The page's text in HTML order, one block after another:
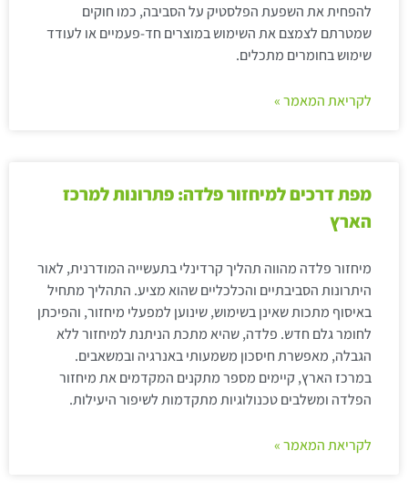
להפחית את השפעת הפלסטיק על הסביבה, כמו חוקים
שמטרתם לצמצם את השימוש במוצרים חד-פעמיים או לעודד
שימוש בחומרים מתכלים.
לקריאת המאמר »
מפת דרכים למיחזור פלדה: פתרונות למרכז
הארץ
מיחזור פלדה מהווה תהליך קרדינלי בתעשייה המודרנית, לאור
היתרונות הסביבתיים והכלכליים שהוא מציע. התהליך מתחיל
באיסוף מתכות שאינן בשימוש, שינוען למפעלי מיחזור, והפיכתן
לחומר גלם חדש. פלדה, שהיא מתכת הניתנת למיחזור ללא
הגבלה, מאפשרת חיסכון משמעותי באנרגיה ובמשאבים.
במרכז הארץ, קיימים מספר מתקנים המקדמים את מיחזור
הפלדה ומשלבים טכנולוגיות מתקדמות לשיפור היעילות.
לקריאת המאמר »